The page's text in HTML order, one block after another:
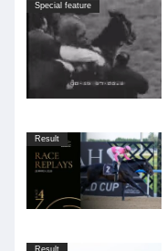
Special feature
Result
Result